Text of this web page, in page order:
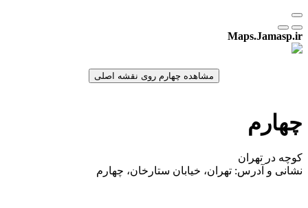
Maps.Jamasp.ir
چهارم
کوچه در تهران
نشانی و آدرس: تهران، خیابان ستارخان، چهارم